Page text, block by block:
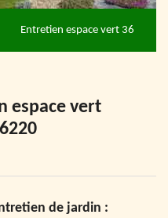
Entretien espace vert 36
espace vert
de jardin :